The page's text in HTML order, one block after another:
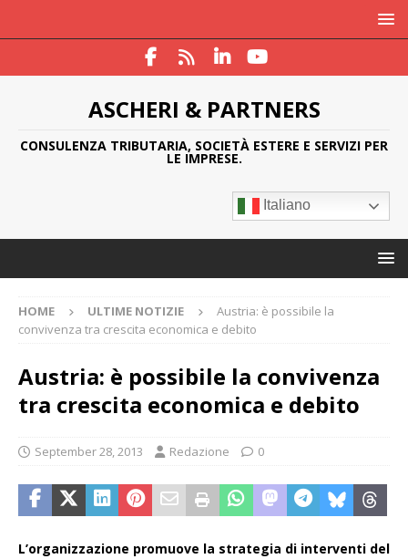
ASCHERI & PARTNERS
CONSULENZA TRIBUTARIA, SOCIETÀ ESTERE E SERVIZI PER
LE IMPRESE.
Italiano
HOME ULTIME NOTIZIE
Austria: è possibile la
convivenza tra crescita economica e debito
Austria: è possibile la convivenza
tra crescita economica e debito
September 28, 2013 Redazione 0
L’organizzazione promuove la strategia di interventi del